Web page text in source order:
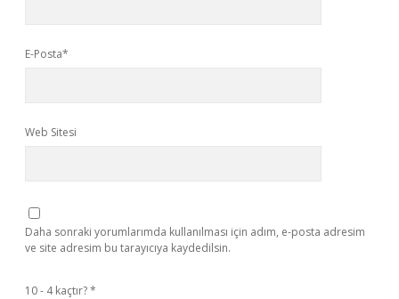
E-Posta*
Web Sitesi
Daha sonraki yorumlarımda kullanılması için adım, e-posta adresim
ve site adresim bu tarayıcıya kaydedilsin.
10 - 4 kaçtır?*